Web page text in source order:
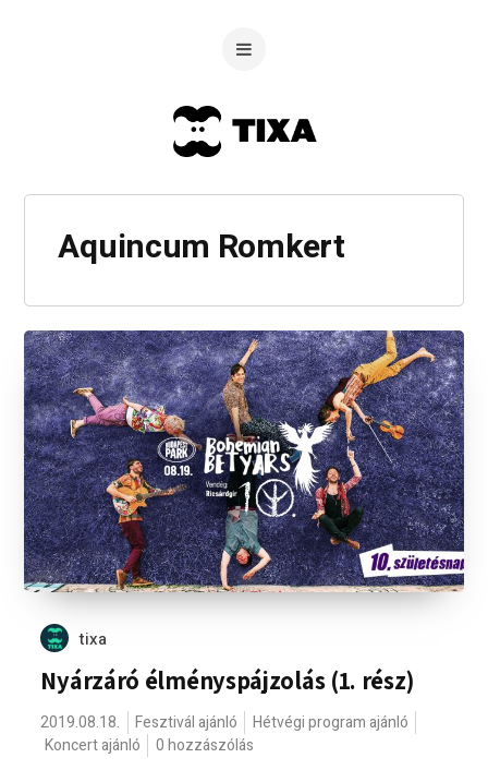
Aquincum Romkert
tixa
Nyárzáró élményspájzolás (1. rész)
2019.08.18. Fesztivál ajánló
Hétvégi program ajánló
Koncert ajánló
0 hozzászólás